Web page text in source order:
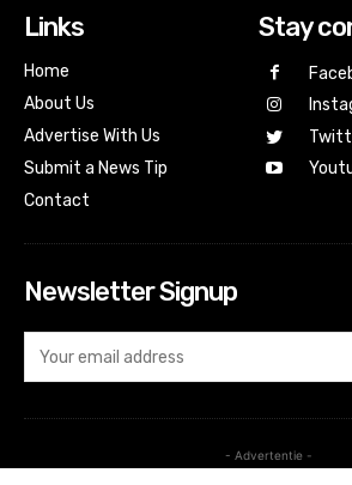
Links
Home
About Us
Advertise With Us
Submit a News Tip
Contact
Stay
Newsletter Signup
- Advertentie -